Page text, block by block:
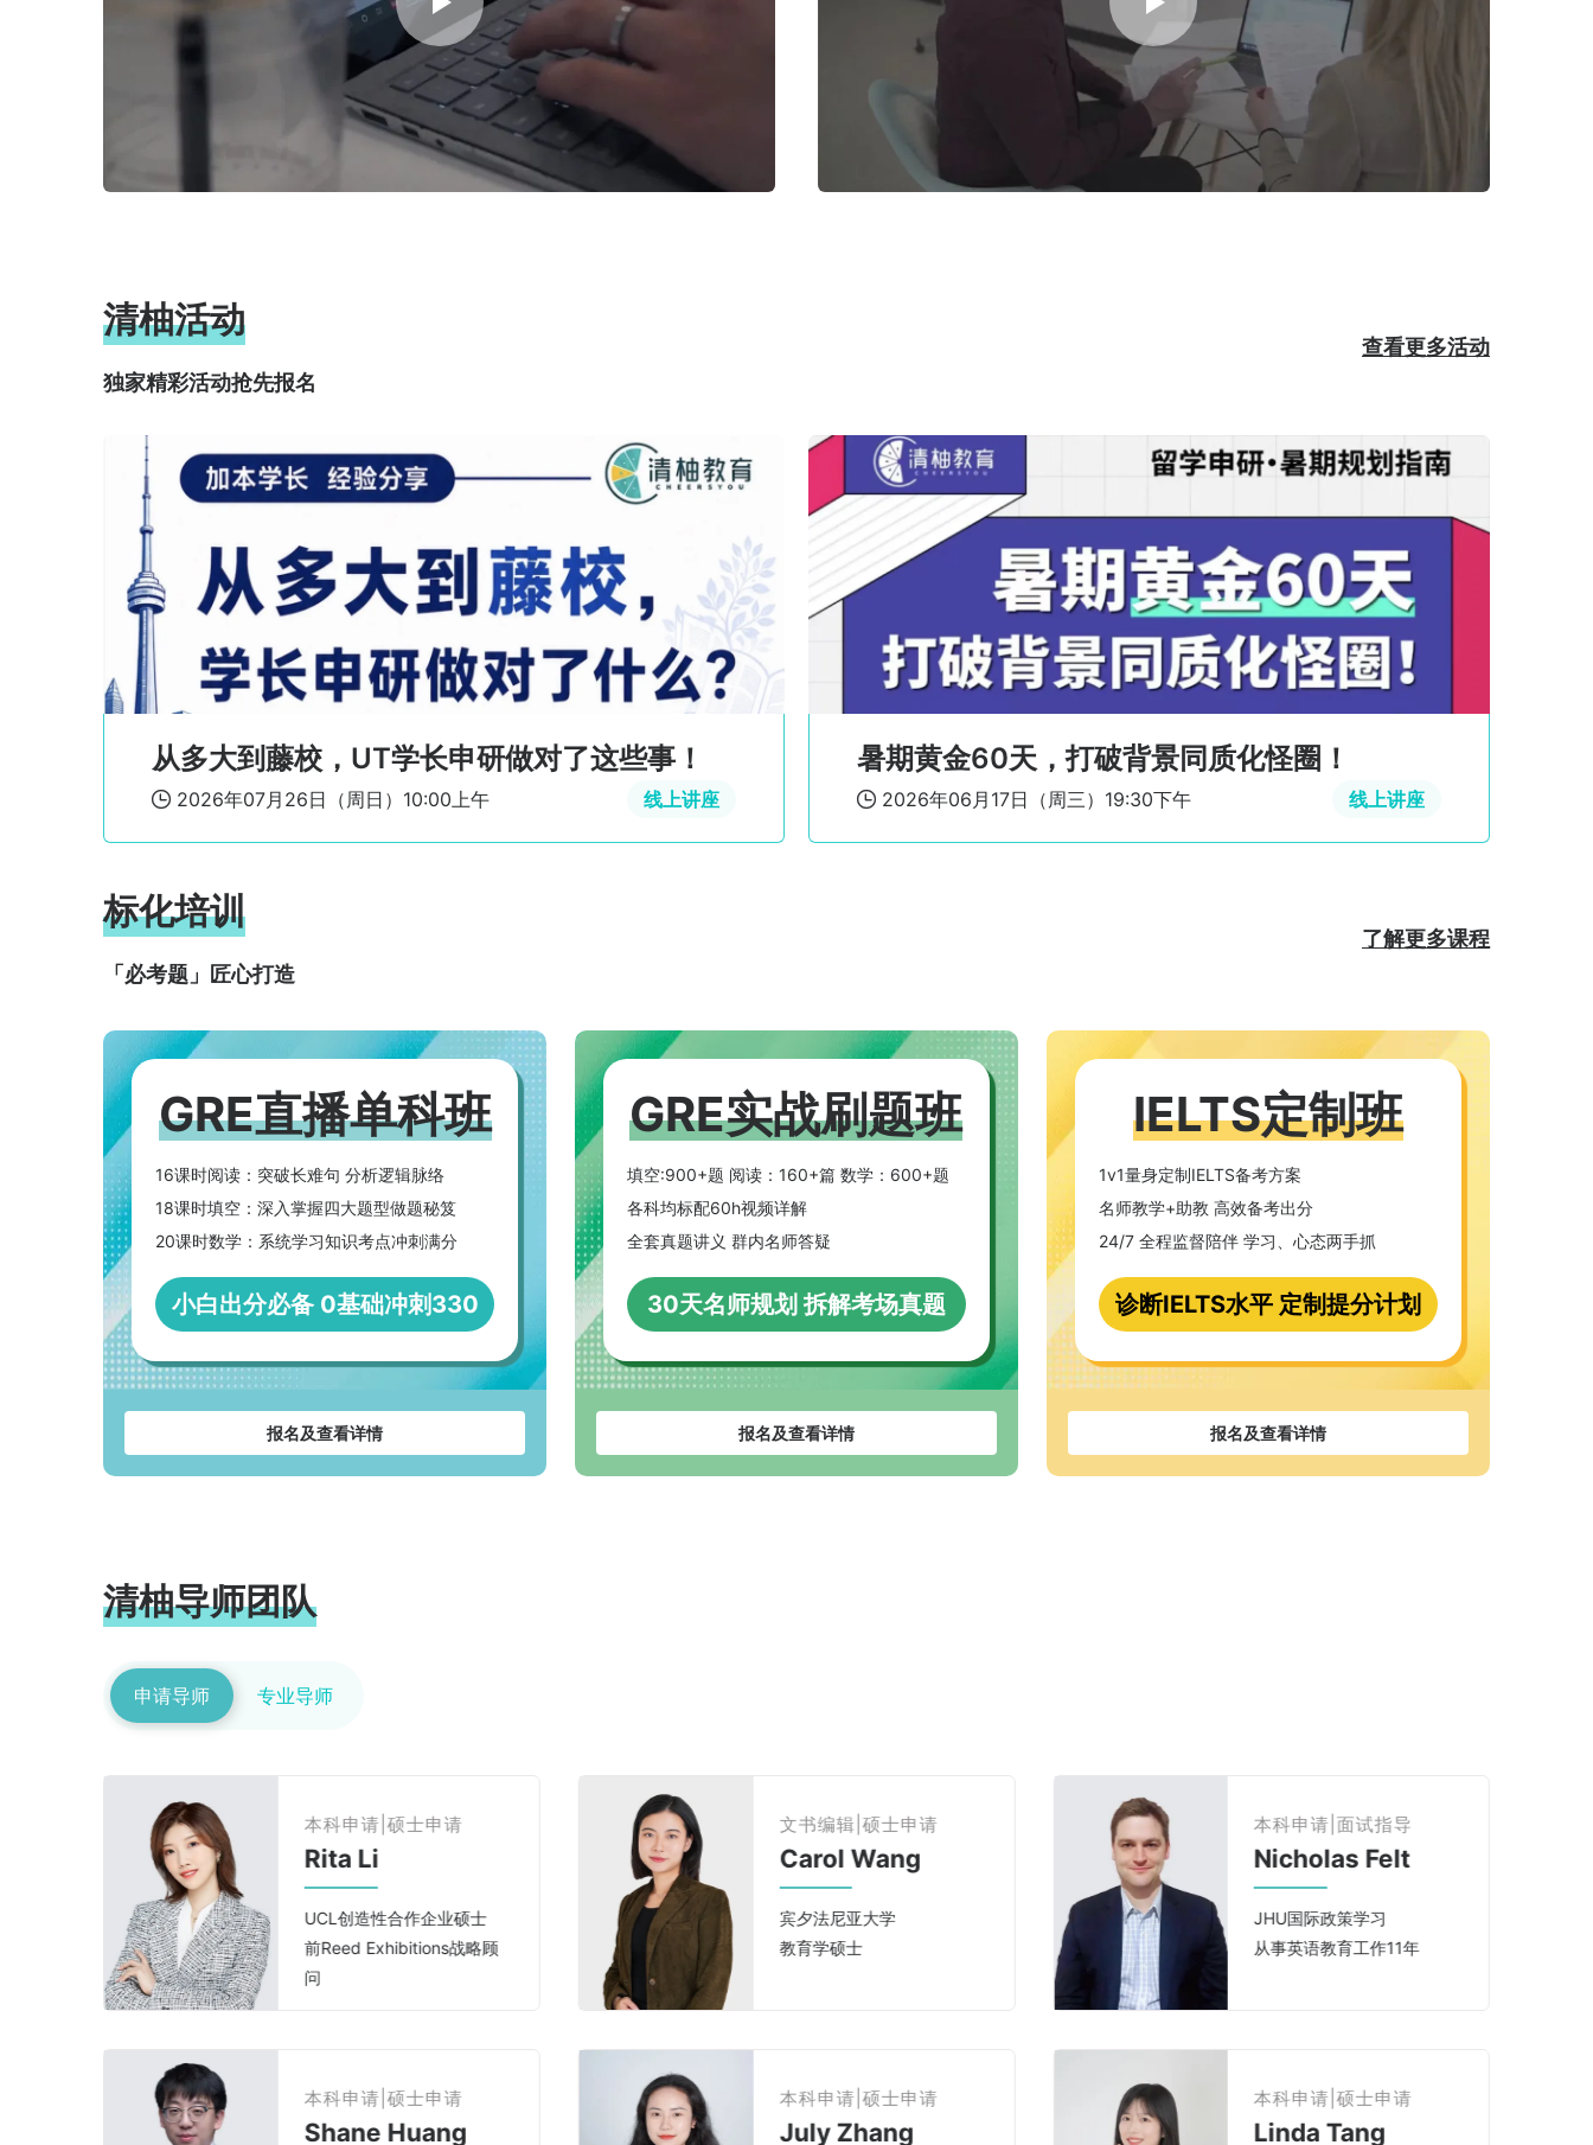
Cambridge - Management / IC - Business
NTU - Finance / NUS - Management of
加拿大院校
Cornell - MPS in Management
$15,000奖学金 等
温州肯恩大学
Emory - Analytical Finance / Columbia -
Enterprise Risk Management等
英属哥伦比亚大学
UBC - Business Analytics / NWU -
Organizational Dynamics等
加州大学圣地亚哥分
校
Columbia - Enterprise Risk Management /
USC - Applied Economics and
Econometrics等
温州肯恩大学 国际金融
UCL - Management / Edinburgh -
Accounting & Financial Management等
Business Economics
USC - Applied Economics and
Econometrics等
Yale + HEC Paris - M2M / Cornell - MPS in
Management等
加州大学尔湾分校 Business Economics
Brown - PRIME / Columbia - Management
英属哥伦比亚大学 Finance
Management / DKU - Management
Studies等
Statistics
MIT - Finance / UChicago - Finance /
加州大学尔湾分校 Computer Science
Management等
NTU - Financial Technology / NUS -
Sustainable and Green Finance /
Management / UChicago - Economics
$15.000奖学金 等
Brown - PRIME / JHU - Management
$20,000奖学金
CMU - Deferred MBA $40,000奖学金
英国院校 Economics
Cambridge - Economics / LSE - Finance /
HKU - Family Wealth Management等
北师香港浸会大学 Public Relations and Advertising
UCL - Creative and Collaborative
Enterprise / Manchester - Management of
Projects等
加州大学圣地亚哥分校
PKU - MBA Guanghua
HKUST - MBA等
清柚活动
独家精彩活动抢先报名
查看更多活动
从藤校录取到美国投行求职：如何规划读研与就业
线上讲座
 2026年03月03日（周二）09:00上午
美本转学冲名校，抢占年底黄金冲刺期！
线上讲座
 2025年11月20日（周四）09:30上午
标化培训
「必考题」匠心打造
了解更多课程
GRE直播单科班
16课时阅读：突破长难句 分析逻辑脉络
18课时填空：深入掌握四大题型做题秘笈
20课时数学：系统学习知识考点冲刺满分
小白出分必备 0基础冲刺330
报名及查看详情
GRE实战刷题班
填空:900+题 阅读：160+篇 数学：600+题
各科均标配60h视频详解
全套真题讲义 群内名师答疑
30天名师规划 拆解考场真题
报名及查看详情
IELTS定制班
1v1量身定制IELTS备考方案
名师教学+助教 高效备考出分
24/7 全程监督陪伴 学习、心态两手抓
诊断IELTS水平 定制提分计划
报名及查看详情
清柚导师团队
申请导师 专业导师
文书编辑|硕士申请
Carol Wang
宾夕法尼亚大学
教育学硕士
本科申请|硕士申请
July Zhang
本科申请|面试指导
Nicholas Felt
JHU国际政策学习
从事英语教育工作11年
本科申请|硕士申请
Linda Tang
本科申请|文书编辑
Rachel L
纽约时报主编助理
硕士申请
Dino S